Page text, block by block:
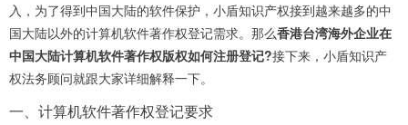
入，为了得到中国大陆的软件保护，小盾知识产权接到越来越多的中
国大陆以外的计算机软件著作权登记需求。那么香港台湾海外企业在
中国大陆计算机软件著作权版权如何注册登记?接下来，小盾知识产
权法务顾问就跟大家详细解释一下。
一、计算机软件著作权登记要求